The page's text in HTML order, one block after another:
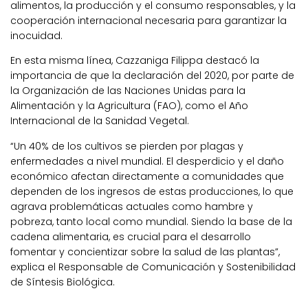
alimentos, la producción y el consumo responsables, y la
cooperación internacional necesaria para garantizar la
inocuidad.
En esta misma línea, Cazzaniga Filippa destacó la
importancia de que la declaración del 2020, por parte de
la Organización de las Naciones Unidas para la
Alimentación y la Agricultura (FAO), como el Año
Internacional de la Sanidad Vegetal.
“Un 40% de los cultivos se pierden por plagas y
enfermedades a nivel mundial. El desperdicio y el daño
económico afectan directamente a comunidades que
dependen de los ingresos de estas producciones, lo que
agrava problemáticas actuales como hambre y
pobreza, tanto local como mundial. Siendo la base de la
cadena alimentaria, es crucial para el desarrollo
fomentar y concientizar sobre la salud de las plantas”,
explica el Responsable de Comunicación y Sostenibilidad
de Síntesis Biológica.